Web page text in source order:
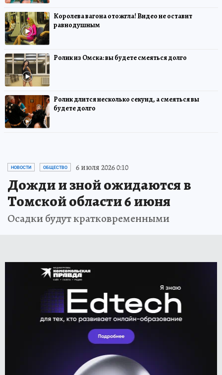
Королева вагона отожгла! Видео не оставит
равнодушным
Ролик из Омска: вы будете смеяться долго
Ролик длится несколько секунд, а смеяться вы
будете долго
НОВОСТИ ОБЩЕСТВО 6 июля 2026 0:10
Дожди и зной ожидаются в
Томской области 6 июня
Осадки будут кратковременными